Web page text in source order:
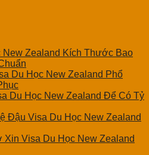
New Zealand Kích Thước Bao
Du Học New Zealand Phổ
Du Học New Zealand Để Có Tỷ
Đậu Visa Du Học New Zealand
Xin Visa Du Học New Zealand